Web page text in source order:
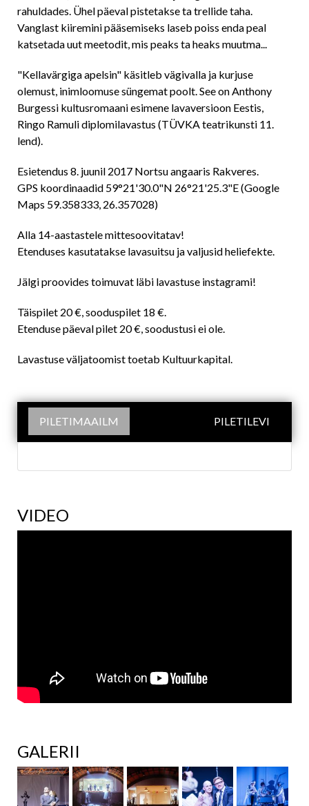
rahuldades. Ühel päeval pistetakse ta trellide taha.
Vanglast kiiremini pääsemiseks laseb poiss enda peal
katsetada uut meetodit, mis peaks ta heaks muutma...
"Kellavärgiga apelsin" käsitleb vägivalla ja kurjuse
olemust, inimloomuse süngemat poolt. See on Anthony
Burgessi kultusromaani esimene lavaversioon Eestis,
Ringo Ramuli diplomilavastus (TÜVKA teatrikunsti 11.
lend).
Esietendus 8. juunil 2017 Nortsu angaaris Rakveres.
GPS koordinaadid 59°21'30.0"N 26°21'25.3"E (Google
Maps 59.358333, 26.357028)
Alla 14-aastastele mittesoovitatav!
Etenduses kasutatakse lavasuitsu ja valjusid heliefekte.
Jälgi proovides toimuvat läbi lavastuse instagrami!
Täispilet 20 €, sooduspilet 18 €.
Etenduse päeval pilet 20 €, soodustusi ei ole.
Lavastuse väljatoomist toetab Kultuurkapital.
PILETIMAAILM PILETILEVI
VIDEO
GALERII